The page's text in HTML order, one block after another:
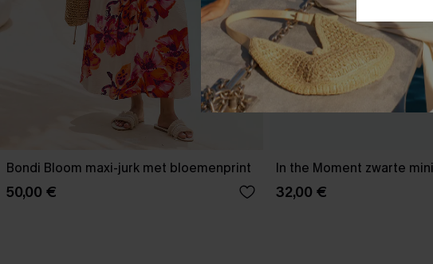
Bondi Bloom maxi-jurk met bloemenprint
50,00 €
In the Moment zwarte
32,00 €